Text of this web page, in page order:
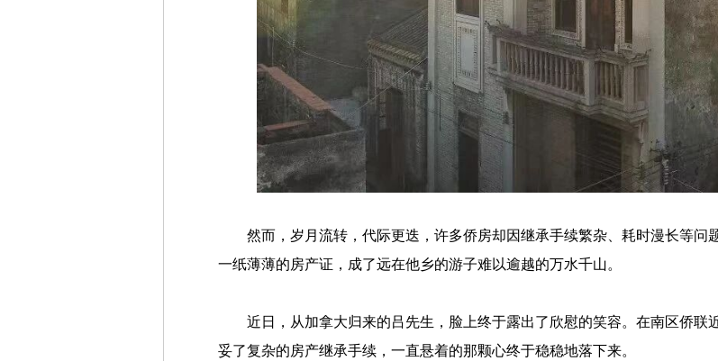
然而，岁月流转，代际更迭，许多侨房却因继承手续繁杂、耗时漫长等问
一纸薄薄的房产证，成了远在他乡的游子难以逾越的万水千山。
近日，从加拿大归来的吕先生，脸上终于露出了欣慰的笑容。在南区侨联
妥了复杂的房产继承手续，一直悬着的那颗心终于稳稳地落下来。